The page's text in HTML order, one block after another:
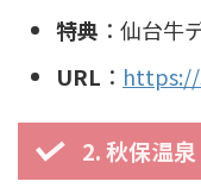
特典 ：仙台牛
URL ：
2. 秋保温泉